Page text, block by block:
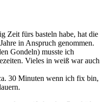
Zeit fürs basteln habe, hat die
in Anspruch genommen.
Gondeln) musste ich
Vieles in weiß war auch
30 Minuten wenn ich fix bin,